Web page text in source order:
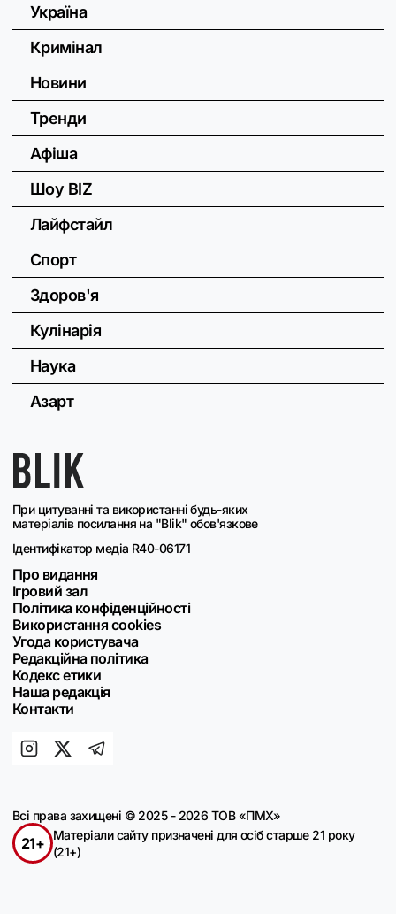
При цитуванні та використанні будь-яких
матеріалів посилання на "Blik" обов'язкове
Ідентифікатор медіа R40-06171
Про видання
Ігровий зал
Політика конфіденційності
Використання cookies
Угода користувача
Редакційна політика
Кодекс етики
Наша редакція
Контакти
Україна
Кримінал
Новини
Тренди
Афіша
Шоу BIZ
Лайфстайл
Спорт
Здоров'я
Кулінарія
Наука
Азарт
Всі права захищені © 2025 - 2026 ТОВ «ПМХ»
21+
Матеріали сайту призначені для осіб старше 21 року
(21+)